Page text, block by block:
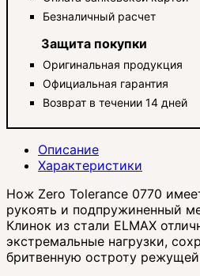
Безналичный расчет
Защита покупки
Оригинальная продукция
Официальная гарантия
Возврат в течении 14 дней
Описание
Характеристики
Нож Zero Tolerance 0770
рукоять и подпружиненный
Клинок из стали ELMAX
экстремальные нагрузки,
бритвенную остроту